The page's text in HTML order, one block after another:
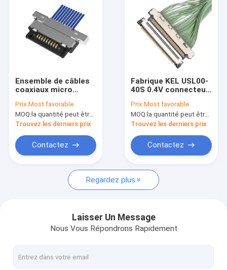
Vidéos
Au sujet de nous
nouvelles
Cas
Demandez une citation
Câble équipé de LVDS
assemblages de câbles personnalisés
Ensemble de câbles
coaxiaux micro
une inclinaison de 0,4
mm et une connexion
coaxiale micro-LVDS
accouplement
horizontal à 10
broches
Prix:Most favorable
MOQ:la quantité peut être négociée
Trouvez les derniers prix
Contactez
Fabrique KEL USL00-
40S 0.4V connecteur
micro côte type
d'angle droit
Prix:Most favorable
MOQ: la quantité peut être négociée
Trouvez les derniers prix
Contactez
Regardez plus
Laisser Un Message
Nous Vous Répondrons Rapidement